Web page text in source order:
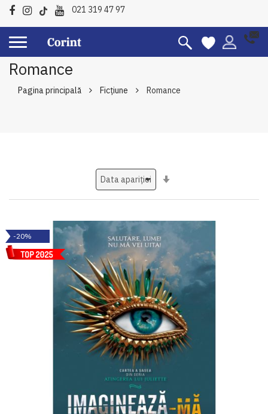
021 319 47 97
Romance
Pagina principală Ficțiune Romance
-20%